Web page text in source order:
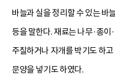
바늘과 실을 정리할 수 있는 바
등을 말한다. 재료는 나무·종
주칠하거나 자개를 박기도 하
문양을 넣기도 하였다.